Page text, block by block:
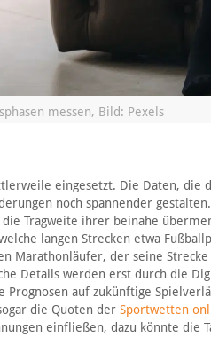
messen, Bild: Pexels
eingesetzt. Die Daten, die
noch spannender
Tragweite ihrer beinahe
langen Strecken etwa
Marathonläufer, der seine
Details werden erst durch die
Prognosen auf zukünftige
die Quoten der Sportwetten
einfließen, dazu könnte die